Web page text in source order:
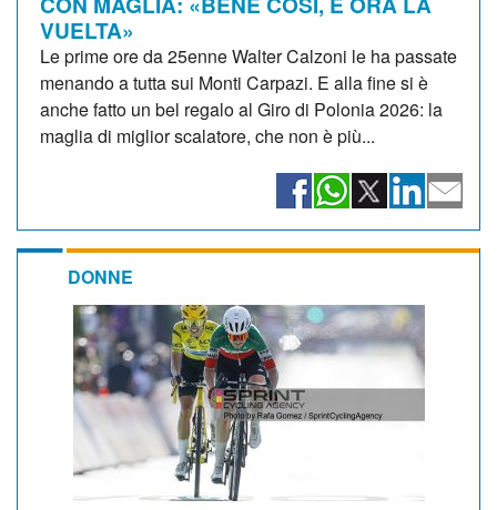
VUELTA»
Le prime ore da 25enne Walter Calzoni le ha passate
menando a tutta sui Monti Carpazi. E alla fine si è
anche fatto un bel regalo al Giro di Polonia 2026: la
maglia di miglior scalatore, che non è più...
DONNE